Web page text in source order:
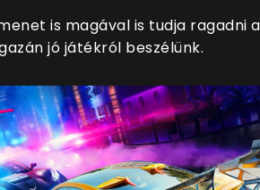
is magával is tudja ragadni
jó játékról beszélünk.